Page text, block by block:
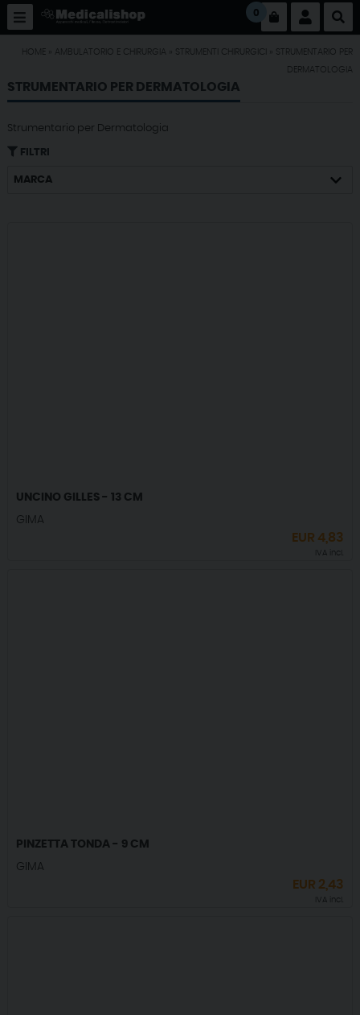
0
HOME AMBULATORIO E CHIRURGIA STRUMENTI CHIRURGICI
STRUMENTARIO PER
DERMATOLOGIA
STRUMENTARIO PER DERMATOLOGIA
Strumentario per Dermatologia
FILTRI
MARCA
UNCINO GILLES - 13 CM
GIMA
EUR 4,83
IVA incl.
PINZETTA TONDA - 9 CM
GIMA
EUR 2,43
IVA incl.